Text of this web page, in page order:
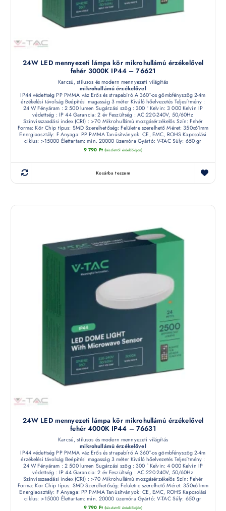
24W LED mennyezeti lámpa kör mikrohullámú érzékelővel
fehér 3000K IP44 – 76621
Karcsú, stílusos és modern mennyezeti világítás
mikrohullámú érzékelővel
IP44 védettség PP PMMA váz Erős és strapabíró A 360°-os gömbfényszög 2-4m
érzékelési távolság Beépítési magasság 3 méter Kiváló hőelvezetés Teljesítmény :
24 W Fényáram : 2 500 lumen Sugárzási szög : 300 ° Kelvin: 3 000 Kelvin IP
védettség : IP 44 Garancia: 2 év Feszültség : AC:220-240V, 50/60Hz
Színvisszaadási index (CRI) : >70 Mikrohullámú mozgásérzékelős Szín: Fehér
Forma: Kör Chip típus: SMD Szerelhetőség: Felületre szerelhető Méret: 350x61mm
Energiaosztály: F Anyaga: PP PMMA Tanúsítványok: CE, EMC, ROHS Kapcsolási
ciklus: >15000 Élettartam: min. 20000 üzemóra Gyártó: V-TAC Súly: 650 gr
9 790 Ft (készletről érdeklődjön)
Kosárba teszem
24W LED mennyezeti lámpa kör mikrohullámú érzékelővel
fehér 4000K IP44 – 76631
Karcsú, stílusos és modern mennyezeti világítás
mikrohullámú érzékelővel
IP44 védettség PP PMMA váz Erős és strapabíró A 360°-os gömbfényszög 2-4m
érzékelési távolság Beépítési magasság 3 méter Kiváló hőelvezetés Teljesítmény :
24 W Fényáram : 2 500 lumen Sugárzási szög : 300 ° Kelvin: 4 000 Kelvin IP
védettség : IP 44 Garancia: 2 év Feszültség : AC:220-240V, 50/60Hz
Színvisszaadási index (CRI) : >70 Mikrohullámú mozgásérzékelős Szín: Fehér
Forma: Kör Chip típus: SMD Szerelhetőség: Felületre szerelhető Méret: 350x61mm
Energiaosztály: F Anyaga: PP PMMA Tanúsítványok: CE, EMC, ROHS Kapcsolási
ciklus: >15000 Élettartam: min. 20000 üzemóra Gyártó: V-TAC Súly: 650 gr
9 790 Ft (készletről érdeklődjön)